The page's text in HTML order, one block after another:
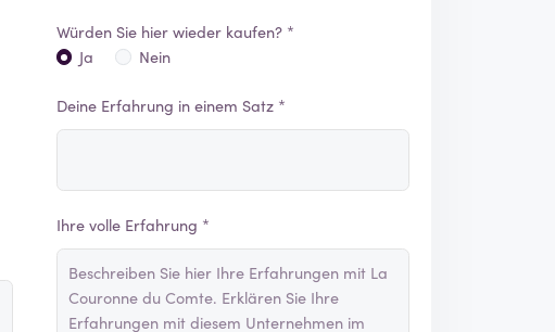
Würden Sie hier wieder kaufen? *
Ja
Nein
Deine Erfahrung in einem Satz *
Ihre volle Erfahrung *